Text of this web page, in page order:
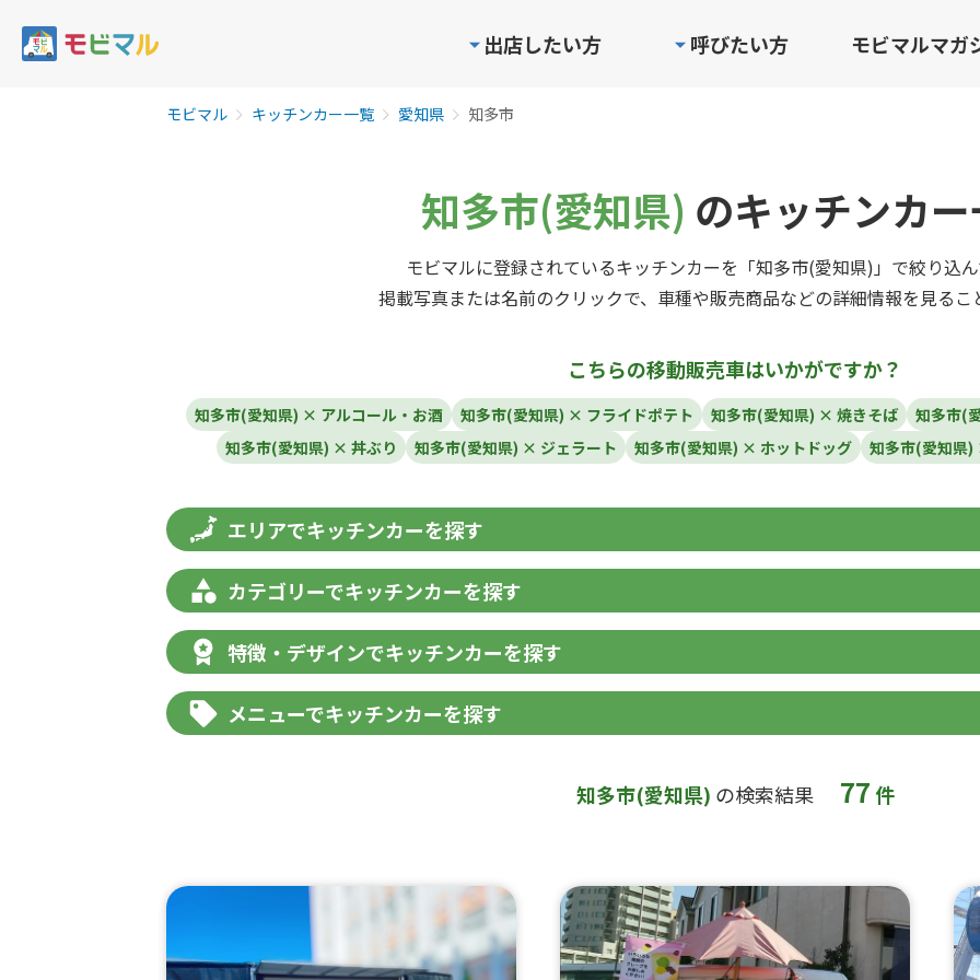
出店したい方 呼びたい方 モビマルマガ
モビマル キッチンカー一覧 愛知県 知多市
知多市(愛知県) のキッチンカ
モビマルに登録されているキッチンカーを「知多市(愛知県)」で絞り込
掲載写真または名前のクリックで、車種や販売商品などの詳細情報を見るこ
こちらの移動販売車はいかがですか？
知多市(愛知県) × アルコール・お酒 知多市(愛知県) × フライドポテト 知多市(愛知県) × 焼きそば
知多市(
知多市(愛知県) × 丼ぶり
知多市(愛知県) × ジェラート 知多市(愛知県) × ホットドッグ 知多市(愛知県
エリアでキッチンカーを探す
カテゴリーでキッチンカーを探す
特徴・デザインでキッチンカーを探す
メニューでキッチンカーを探す
知多市(愛知県) の検索結果 77件